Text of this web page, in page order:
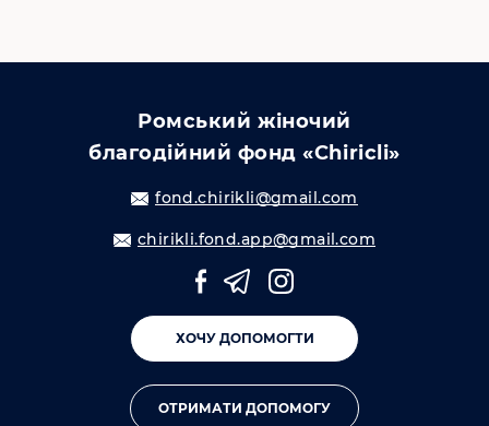
Ромський жіночий
благодійний фонд «Chiricli»
fond.chirikli@gmail.com
chirikli.fond.app@gmail.com
ХОЧУ ДОПОМОГТИ
ОТРИМАТИ ДОПОМОГУ